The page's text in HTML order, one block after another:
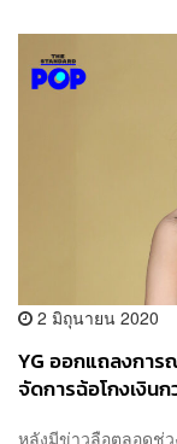
2 มิถุนายน 2020
YG ออกแถลงการ
จัดการฉ้อโกงเงิน
หลังมีข่าวลือตลอดช่ว